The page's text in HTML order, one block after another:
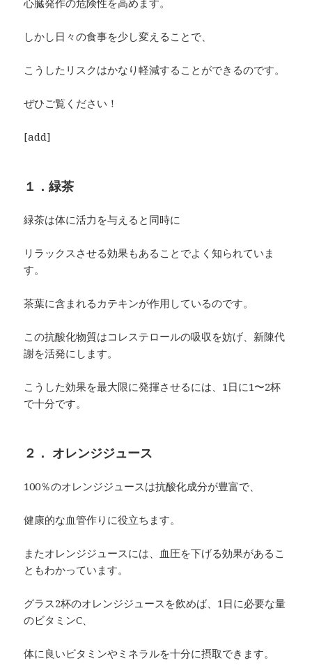
心臓発作の危険性を高めます。
しかし日々の食事を少し変えることで、
こうしたリスクはかなり軽減することができるのです。
ぜひご覧ください！
[add]
１．緑茶
緑茶は体に活力を与えると同時に
リラックスさせる効果もあることでよく知られていま
す。
茶葉に含まれるカテキンが作用しているのです。
この抗酸化物質はコレステロールの吸収を妨げ、新陳代
謝を活発にします。
こうした効果を最大限に発揮させるには、1日に1〜2杯
で十分です。
２． オレンジジュース
100％のオレンジジュースは抗酸化成分が豊富で、
健康的な血管作りに役立ちます。
またオレンジジュースには、血圧を下げる効果があるこ
ともわかっています。
グラス2杯のオレンジジュースを飲めば、1日に必要な量
のビタミンC、
体に良いビタミンやミネラルを十分に摂取できます。